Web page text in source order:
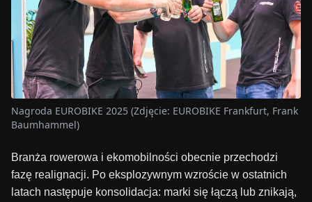
Nagroda EUROBIKE 2025 (Zdjęcie: EUROBIKE Frankfurt, Frank
Baumhammel)
Branża rowerowa i ekomobilności obecnie przechodzi
fazę realignacji. Po eksplozywnym wzroście w ostatnich
latach następuje konsolidacja: marki się łączą lub znikają,